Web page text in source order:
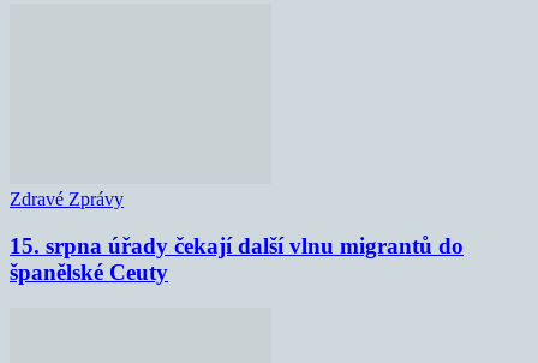
Zdravé Zprávy
15. srpna úřady čekají další vlnu migrantů do
španělské Ceuty